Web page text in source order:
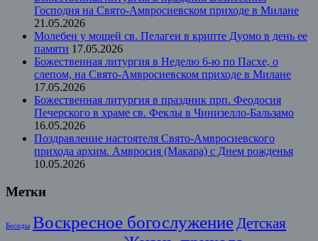
Господня на Свято-Амвросиевском приходе в Милане
21.05.2026
Молебен у мощей св. Пелагеи в крипте Дуомо в день ее
памяти 17.05.2026
Божественная литургия в Неделю 6-ю по Пасхе, о
слепом, на Свято-Амвросиевском приходе в Милане
17.05.2026
Божественная литургия в праздник прп. Феодосия
Печерского в храме св. Феклы в Чинизелло-Бальзамо
16.05.2026
Поздравление настоятеля Свято-Амвросиевского
прихода архим. Амвросия (Макара) с Днем рожденья
10.05.2026
Метки
Беседы Воскресное богослужение Детская